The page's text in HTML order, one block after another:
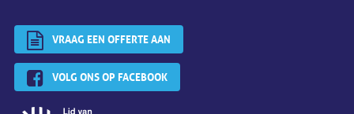
VRAAG EEN OFFERTE AAN
VOLG ONS OP FACEBOOK